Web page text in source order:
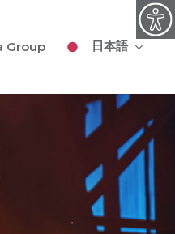
Group 日本語